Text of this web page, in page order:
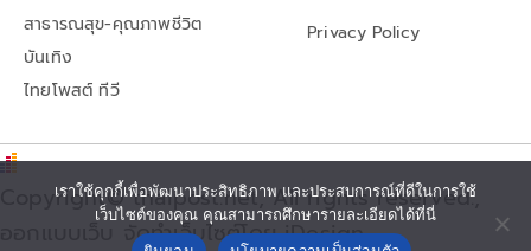
สาธารณสุข-คุณภาพชีวิต
บันเทิง
ไทยโพสต์ ทีวี
Privacy Policy
Copyright© thaipost.net, All rights reserved.,
ออกแบบเว็บ จัดทำเว็บไซต์โดย iDesign
เราใช้คุกกี้เพื่อพัฒนาประสิทธิภาพ และประสบการณ์ที่ดีในการใช้
เว็บไซต์ของคุณ คุณสามารถศึกษารายละเอียดได้ที่นี่